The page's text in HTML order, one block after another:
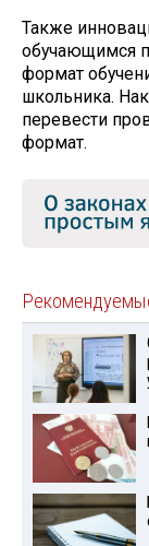
Также
обучающимся
формат
школьника.
перевести
формат.